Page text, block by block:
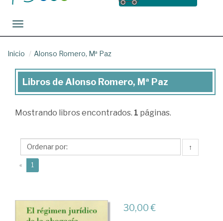
Toggle navigation
Inicio Alonso Romero, Mª Paz
Libros
Alonso
Mª
Paz
Libros de Alonso Romero, Mª Paz
Mostrando libros encontrados. 1 páginas.
↑
« 1
30,00 €